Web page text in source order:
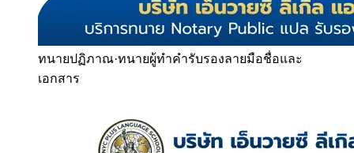
ทนายปฏิภาณ·ทนายผู้ทำคำรับรองลายมือชื่อและ
เอกสาร